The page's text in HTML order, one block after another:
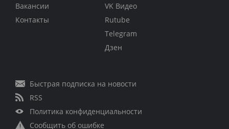
Вакансии
Контакты
VK Видео
Rutube
Telegram
Дзен
Быстрая подписка на новости
RSS
Политика конфиденциальности
Сообщить об ошибке